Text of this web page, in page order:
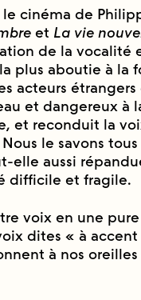
le cinéma de
et La vie
de la vocalité
plus aboutie à la
acteurs étrangers
et dangereux à
et reconduit la
le savons
elle aussi
difficile et fragile.
voix en une pure
dites « à
à nos oreilles